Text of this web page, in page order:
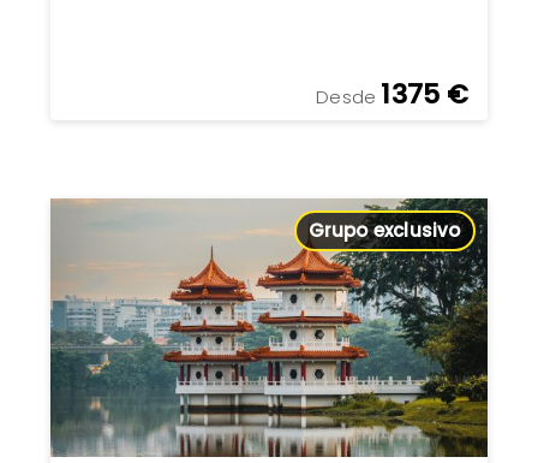
Desde 1375 €
Grupo exclusivo